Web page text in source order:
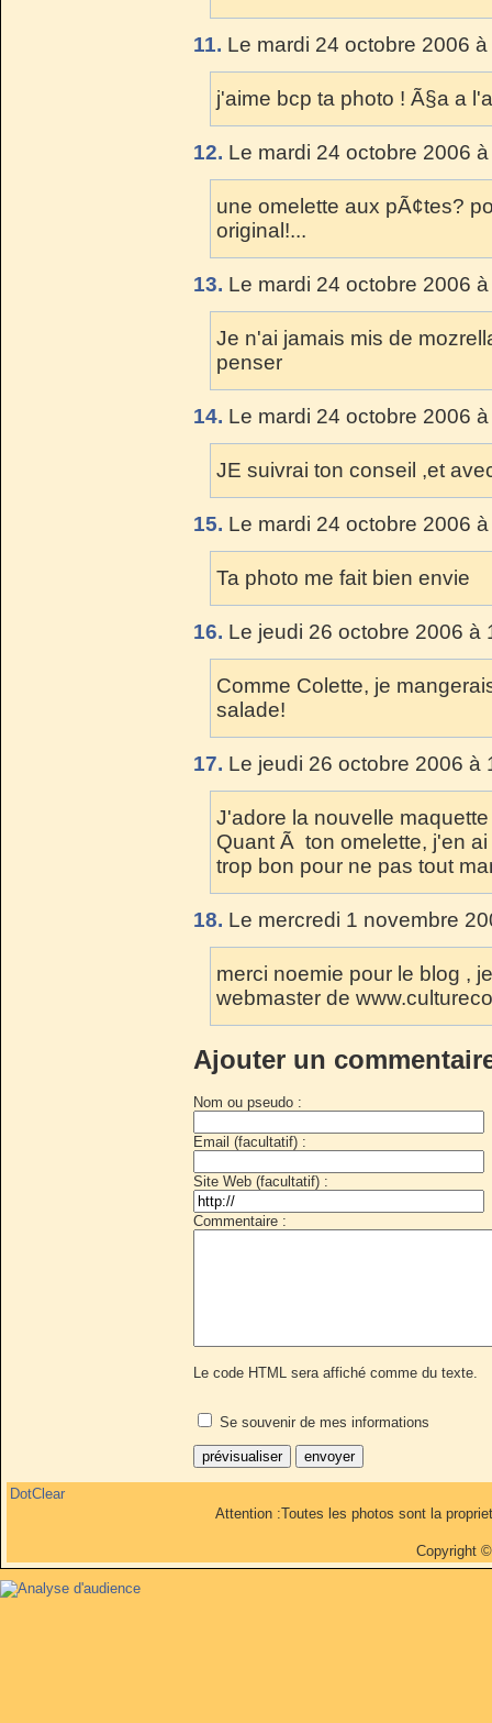
11. Le mardi 24 octobre 2006
j'aime bcp ta photo ! Ã§a a
12. Le mardi 24 octobre 2006
une omelette aux pÃ¢tes?
original!...
13. Le mardi 24 octobre 2006
Je n'ai jamais mis de
penser
14. Le mardi 24 octobre 2006
JE suivrai ton conseil ,et
15. Le mardi 24 octobre 2006
Ta photo me fait bien envie
16. Le jeudi 26 octobre 2006 à
Comme Colette, je
salade!
17. Le jeudi 26 octobre 2006 à
J'adore la nouvelle
Quant Ã ton omelette, j'en
trop bon pour ne pas tout
18. Le mercredi 1 novembre
merci noemie pour le blog ,
webmaster de
Ajouter un
Nom ou pseudo :
Email (facultatif) :
Site Web (facultatif) :
Commentaire :
Le code HTML sera affiché comme du texte.
Se souvenir de mes informations
DotClear
Attention :Toutes les photos sont la
Copyright